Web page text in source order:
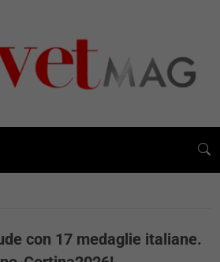
con 17 medaglie italiane.